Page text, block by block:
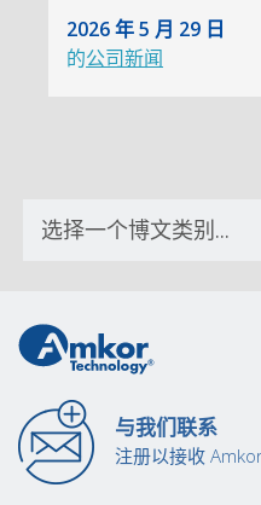
2026 年 5 月 29 日
的公司新闻
与我们联系
注册以接收